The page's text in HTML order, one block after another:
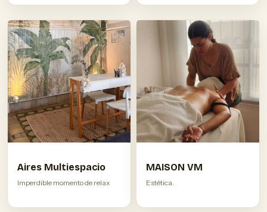
Aires Multiespacio
Imperdible momento de relax
MAISON VM
Estética.